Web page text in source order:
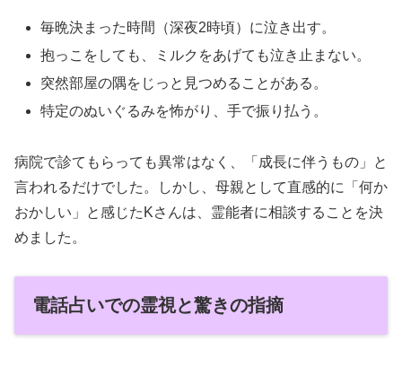
毎晩決まった時間（深夜2時頃）に泣き出す。
抱っこをしても、ミルクをあげても泣き止まない。
突然部屋の隅をじっと見つめることがある。
特定のぬいぐるみを怖がり、手で振り払う。
病院で診てもらっても異常はなく、「成長に伴うもの」と
言われるだけでした。しかし、母親として直感的に「何か
おかしい」と感じたKさんは、霊能者に相談することを決
めました。
電話占いでの霊視と驚きの指摘